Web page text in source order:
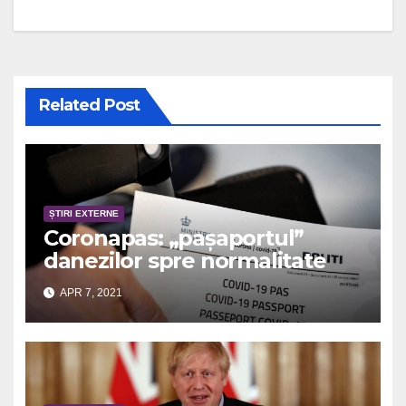
Related Post
ȘTIRI EXTERNE
Coronapas: „pașaportul”
danezilor spre normalitate
APR 7, 2021